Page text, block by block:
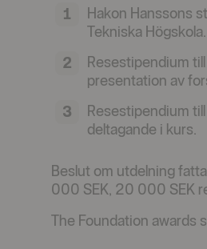
Hakon Hanssons
Tekniska
Resestipendium
presentation av
Resestipendium
deltagande i kurs.
Beslut om utdelning
000 SEK, 20 000 SEK
The Foundation awards